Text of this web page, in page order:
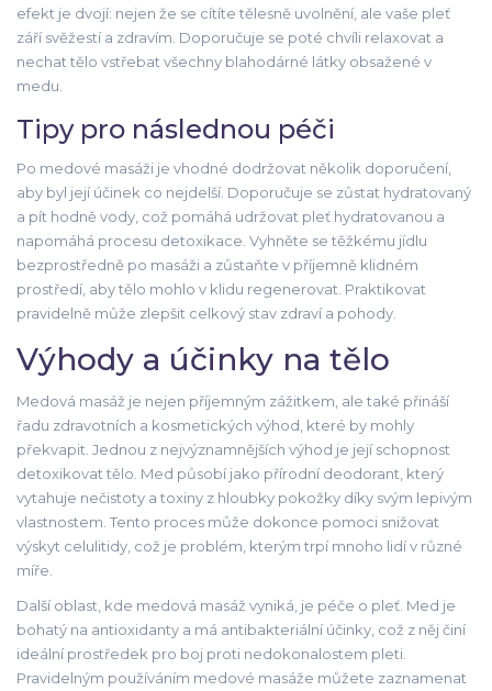
efekt je dvojí: nejen že se cítíte tělesně uvolnění, ale vaše pleť
září svěžestí a zdravím. Doporučuje se poté chvíli relaxovat a
nechat tělo vstřebat všechny blahodárné látky obsažené v
medu.
Tipy pro následnou péči
Po medové masáži je vhodné dodržovat několik doporučení,
aby byl její účinek co nejdelší. Doporučuje se zůstat hydratovaný
a pít hodně vody, což pomáhá udržovat pleť hydratovanou a
napomáhá procesu detoxikace. Vyhněte se těžkému jídlu
bezprostředně po masáži a zůstaňte v příjemně klidném
prostředí, aby tělo mohlo v klidu regenerovat. Praktikovat
pravidelně může zlepšit celkový stav zdraví a pohody.
Výhody a účinky na tělo
Medová masáž je nejen příjemným zážitkem, ale také přináší
řadu zdravotních a kosmetických výhod, které by mohly
překvapit. Jednou z nejvýznamnějších výhod je její schopnost
detoxikovat tělo. Med působí jako přírodní deodorant, který
vytahuje nečistoty a toxiny z hloubky pokožky díky svým lepivým
vlastnostem. Tento proces může dokonce pomoci snižovat
výskyt celulitidy, což je problém, kterým trpí mnoho lidí v různé
míře.
Další oblast, kde medová masáž vyniká, je péče o pleť. Med je
bohatý na antioxidanty a má antibakteriální účinky, což z něj činí
ideální prostředek pro boj proti nedokonalostem pleti.
Pravidelným používáním medové masáže můžete zaznamenat